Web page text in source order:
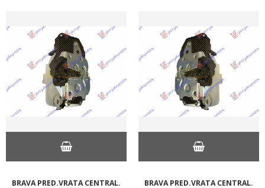
BRAVA PRED.VRATA CENTRAL. BRAVA PRED.VRATA CENTRAL.